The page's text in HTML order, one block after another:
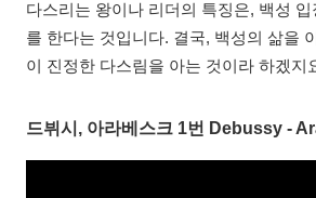
다스리는 왕이나 리더의 특징은, 백성 입
를 한다는 것입니다. 결국, 백성의 삶을
이 진정한 다스림을 아는 것이라 하겠지
드뷔시, 아라베스크 1번 Debussy -